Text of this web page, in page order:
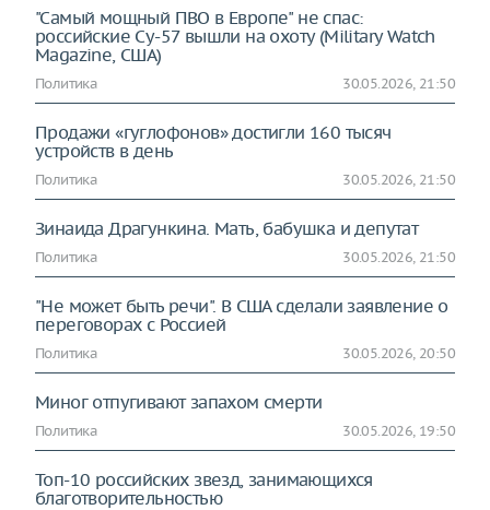
"Самый мощный ПВО в Европе" не спас:
российские Су-57 вышли на охоту (Military Watch
Magazine, США)
Политика 30.05.2026, 21:50
Продажи «гуглофонов» достигли 160 тысяч
устройств в день
Политика 30.05.2026, 21:50
Зинаида Драгункина. Мать, бабушка и депутат
Политика 30.05.2026, 21:50
"Не может быть речи". В США сделали заявление о
переговорах с Россией
Политика 30.05.2026, 20:50
Миног отпугивают запахом смерти
Политика 30.05.2026, 19:50
Топ-10 российских звезд, занимающихся
благотворительностью